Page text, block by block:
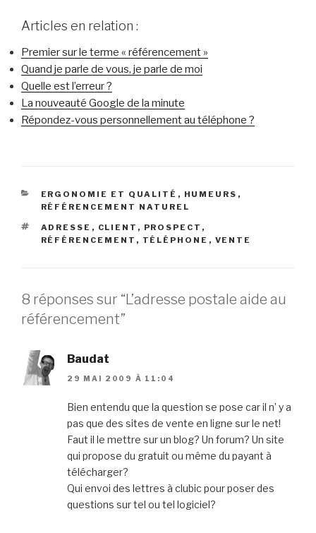
Articles en relation :
Premier sur le terme « référencement »
Quand je parle de vous, je parle de moi
Quelle est l’erreur ?
La nouveauté Google de la minute
Répondez-vous personnellement au téléphone ?
CATÉGORIES
ERGONOMIE ET QUALITÉ , HUMEURS ,
RÉFÉRENCEMENT NATUREL
ÉTIQUETTES
ADRESSE , CLIENT , PROSPECT ,
RÉFÉRENCEMENT , TÉLÉPHONE , VENTE
8 réponses sur “L’adresse postale aide au
référencement”
Baudat
29 MAI 2009 À 11:04
Bien entendu que la question se pose car il n’ y a
pas que des sites de vente en ligne sur le net!
Faut il le mettre sur un blog? Un forum? Un site
qui propose du gratuit ou même du payant à
télécharger?
Qui envoi des lettres à clubic pour poser des
questions sur tel ou tel logiciel?